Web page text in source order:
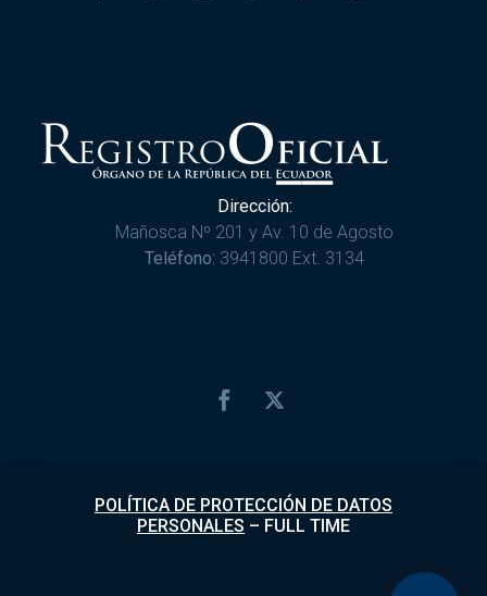
Dirección:
Mañosca Nº 201 y Av. 10 de Agosto
Teléfono: 3941800 Ext. 3134
POLÍTICA DE PROTECCIÓN DE DATOS
PERSONALES – FULL TIME